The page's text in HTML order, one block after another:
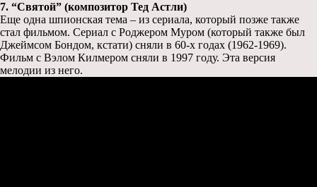
7. “Святой” (композитор Тед Астли)
Еще одна шпионская тема – из сериала, который позже также
стал фильмом. Сериал с Роджером Муром (который также был
Джеймсом Бондом, кстати) сняли в 60-х годах (1962-1969).
Фильм с Вэлом Килмером сняли в 1997 году. Эта версия
мелодии из него.